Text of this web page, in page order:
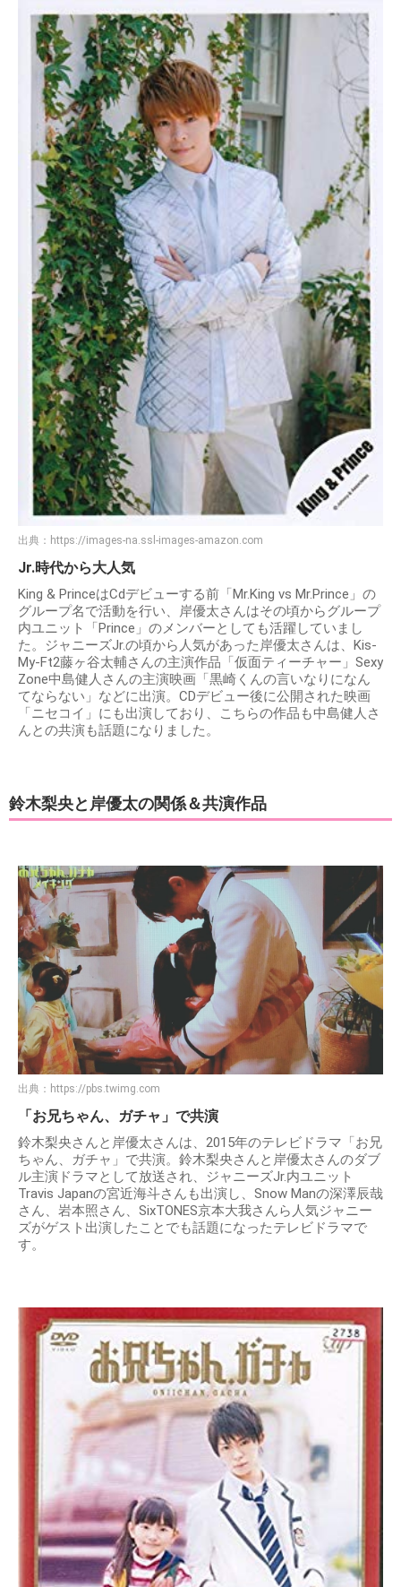
出典： https://images-na.ssl-images-amazon.com
Jr.時代から大人気
King & PrinceはCdデビューする前「Mr.King vs Mr.Prince」の
グループ名で活動を行い、岸優太さんはその頃からグループ
内ユニット「Prince」のメンバーとしても活躍していまし
た。ジャニーズJr.の頃から人気があった岸優太さんは、Kis-
My-Ft2藤ヶ谷太輔さんの主演作品「仮面ティーチャー」Sexy
Zone中島健人さんの主演映画「黒崎くんの言いなりになん
てならない」などに出演。CDデビュー後に公開された映画
「ニセコイ」にも出演しており、こちらの作品も中島健人さ
んとの共演も話題になりました。
鈴木梨央と岸優太の関係＆共演作品
出典： https://pbs.twimg.com
「お兄ちゃん、ガチャ」で共演
鈴木梨央さんと岸優太さんは、2015年のテレビドラマ「お兄
ちゃん、ガチャ」で共演。鈴木梨央さんと岸優太さんのダブ
ル主演ドラマとして放送され、ジャニーズJr.内ユニット
Travis Japanの宮近海斗さんも出演し、Snow Manの深澤辰哉
さん、岩本照さん、SixTONES京本大我さんら人気ジャニー
ズがゲスト出演したことでも話題になったテレビドラマで
す。